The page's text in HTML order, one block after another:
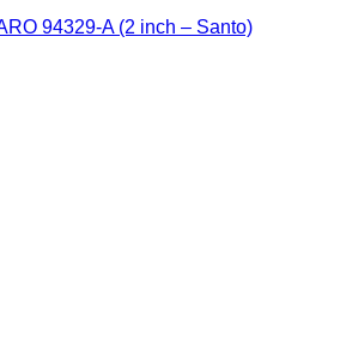
94329-A (2 inch – Santo)